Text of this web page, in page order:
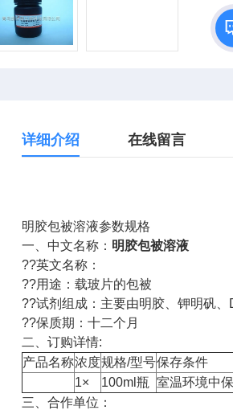
详细介绍 在线留言
明胶包被溶液参数规格
一、中文名称： 明胶包被溶液
??英文名称：
??用途：载玻片的包被
??试剂组成：主要由明胶、钾明矾、
??保质期：十二个月
二、订购详情:
产品名称浓度规格/型号保存条件
1×
100ml瓶 室温环境中
三、合作单位：